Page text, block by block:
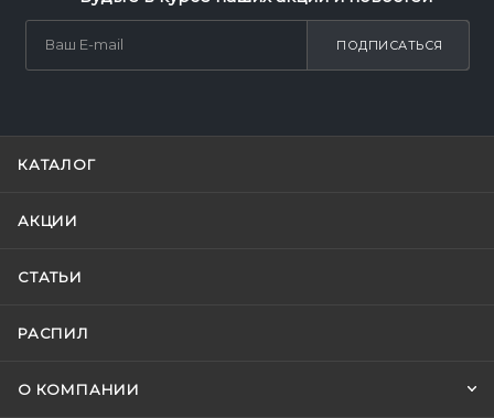
ПОДПИСАТЬСЯ
КАТАЛОГ
АКЦИИ
СТАТЬИ
РАСПИЛ
О КОМПАНИИ